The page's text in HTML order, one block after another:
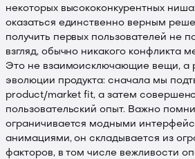
некоторых высококонкурентных
оказаться единственно верным
получить первых пользователей не
взгляд, обычно никакого конфликта
Это не взаимоисключающие вещи, а
эволюции продукта: сначала мы
product/market fit, а затем
пользовательский опыт. Важно
ограничивается модными
анимациями, он складывается из
факторов, в том числе вежливости